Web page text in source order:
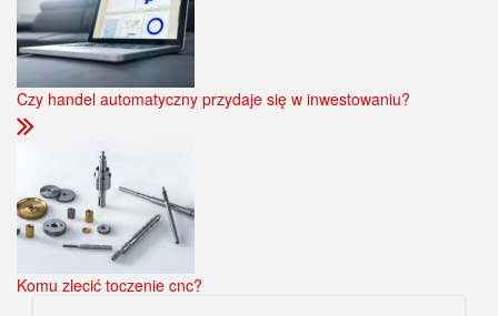
Czy handel automatyczny przydaje się w inwestowaniu?
Komu zlecić toczenie cnc?